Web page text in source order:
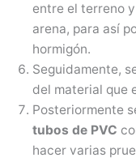
entre el terreno
arena, para así
hormigón.
Seguidamente,
del material que
Posteriormente
tubos de PVC
hacer varias